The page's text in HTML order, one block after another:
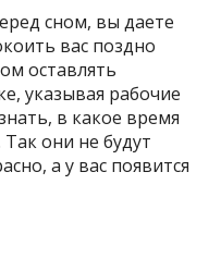
сном, вы даете
вас поздно
оставлять
указывая рабочие
в какое время
они не будут
а у вас появится